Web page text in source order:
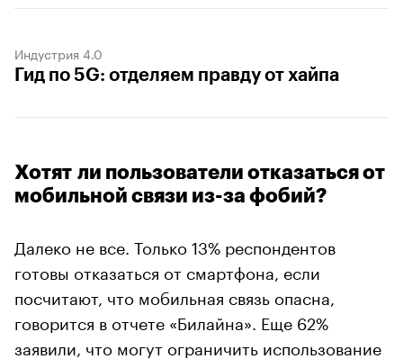
Индустрия 4.0
Гид по 5G: отделяем правду от хайпа
Хотят ли пользователи отказаться от
мобильной связи из-за фобий?
Далеко не все. Только 13% респондентов
готовы отказаться от смартфона, если
посчитают, что мобильная связь опасна,
говорится в отчете «Билайна». Еще 62%
заявили, что могут ограничить использование